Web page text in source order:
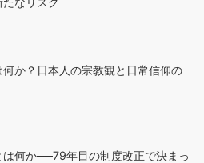
何か？日本人の宗教観と日常信仰の
は何か──79年目の制度改正で決まっ